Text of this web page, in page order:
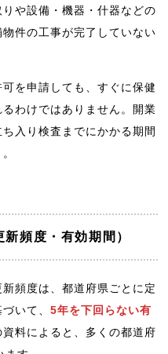
や設備・機器・什器などの
件の工事が完了していない
を申請しても、すぐに保健
わけではありません。開業
入り検査までにかかる期間
頻度・有効期間）
頻度は、都道府県ごとに定
づいて、5年を下回らない有
料によると、多くの都道府